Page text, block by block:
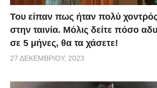
Του είπαν πως ήταν πολύ χοντρός
στην ταινία. Μόλις δείτε πόσο
σε 5 μήνες, θα τα χάσετε!
27 ΔΕΚΕΜΒΡΊΟΥ, 2023